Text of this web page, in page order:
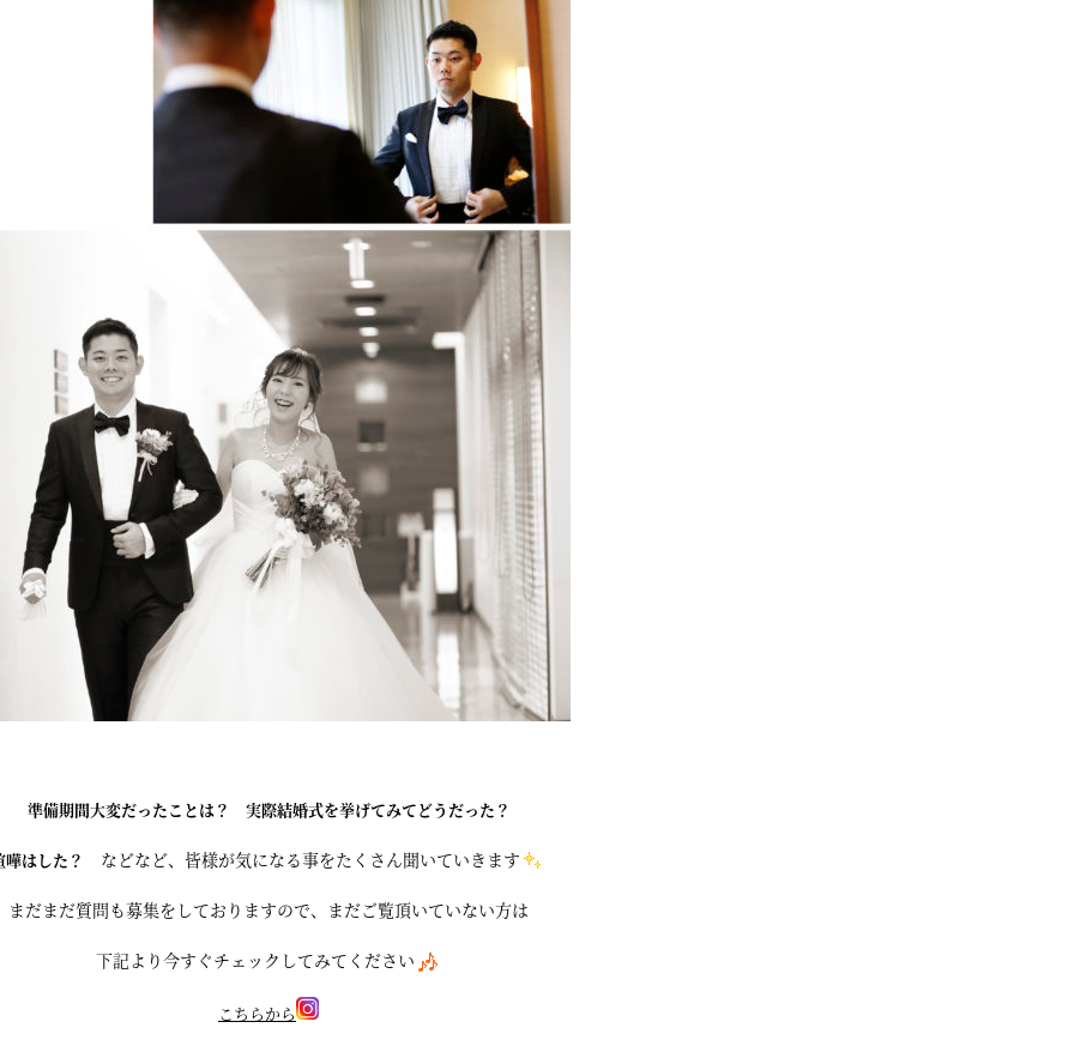
準備期間大変だったことは？ 実際結婚式を挙げてみてどうだった？
嘩はした？ などなど、皆様が気になる事をたくさん聞いていきます
まだまだ質問も募集をしておりますので、まだご覧頂いていない方は
下記より今すぐチェックしてみてください
こちらから